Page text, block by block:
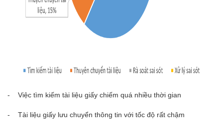
- Việc tìm kiếm tài liệu giấy chiếm quá nhiều thời gian
- Tài liệu giấy lưu chuyển thông tin với tốc độ rất chậm